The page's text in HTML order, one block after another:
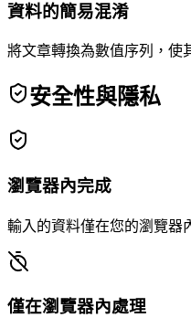
資料的簡易混淆
將文章轉換為數值序列，使
安全性與隱私
瀏覽器內完成
輸入的資料僅在您的瀏覽器
僅在瀏覽器內處理